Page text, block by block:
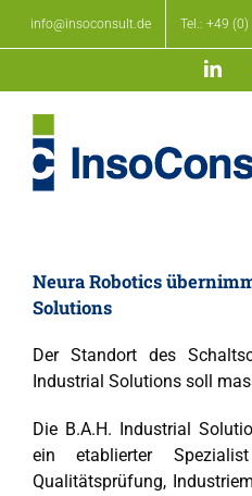
info@insoconsult.de Tel.: +49
Neura Robotics
Solutions
Der Standort des
Industrial Solutions soll
Die B.A.H. Industrial
ein etablierter
Qualitätsprüfung,